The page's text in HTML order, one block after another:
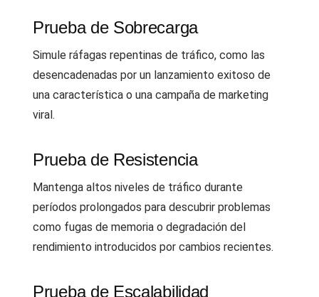
Prueba de Sobrecarga
Simule ráfagas repentinas de tráfico, como las
desencadenadas por un lanzamiento exitoso de
una característica o una campaña de marketing
viral.
Prueba de Resistencia
Mantenga altos niveles de tráfico durante
períodos prolongados para descubrir problemas
como fugas de memoria o degradación del
rendimiento introducidos por cambios recientes.
Prueba de Escalabilidad